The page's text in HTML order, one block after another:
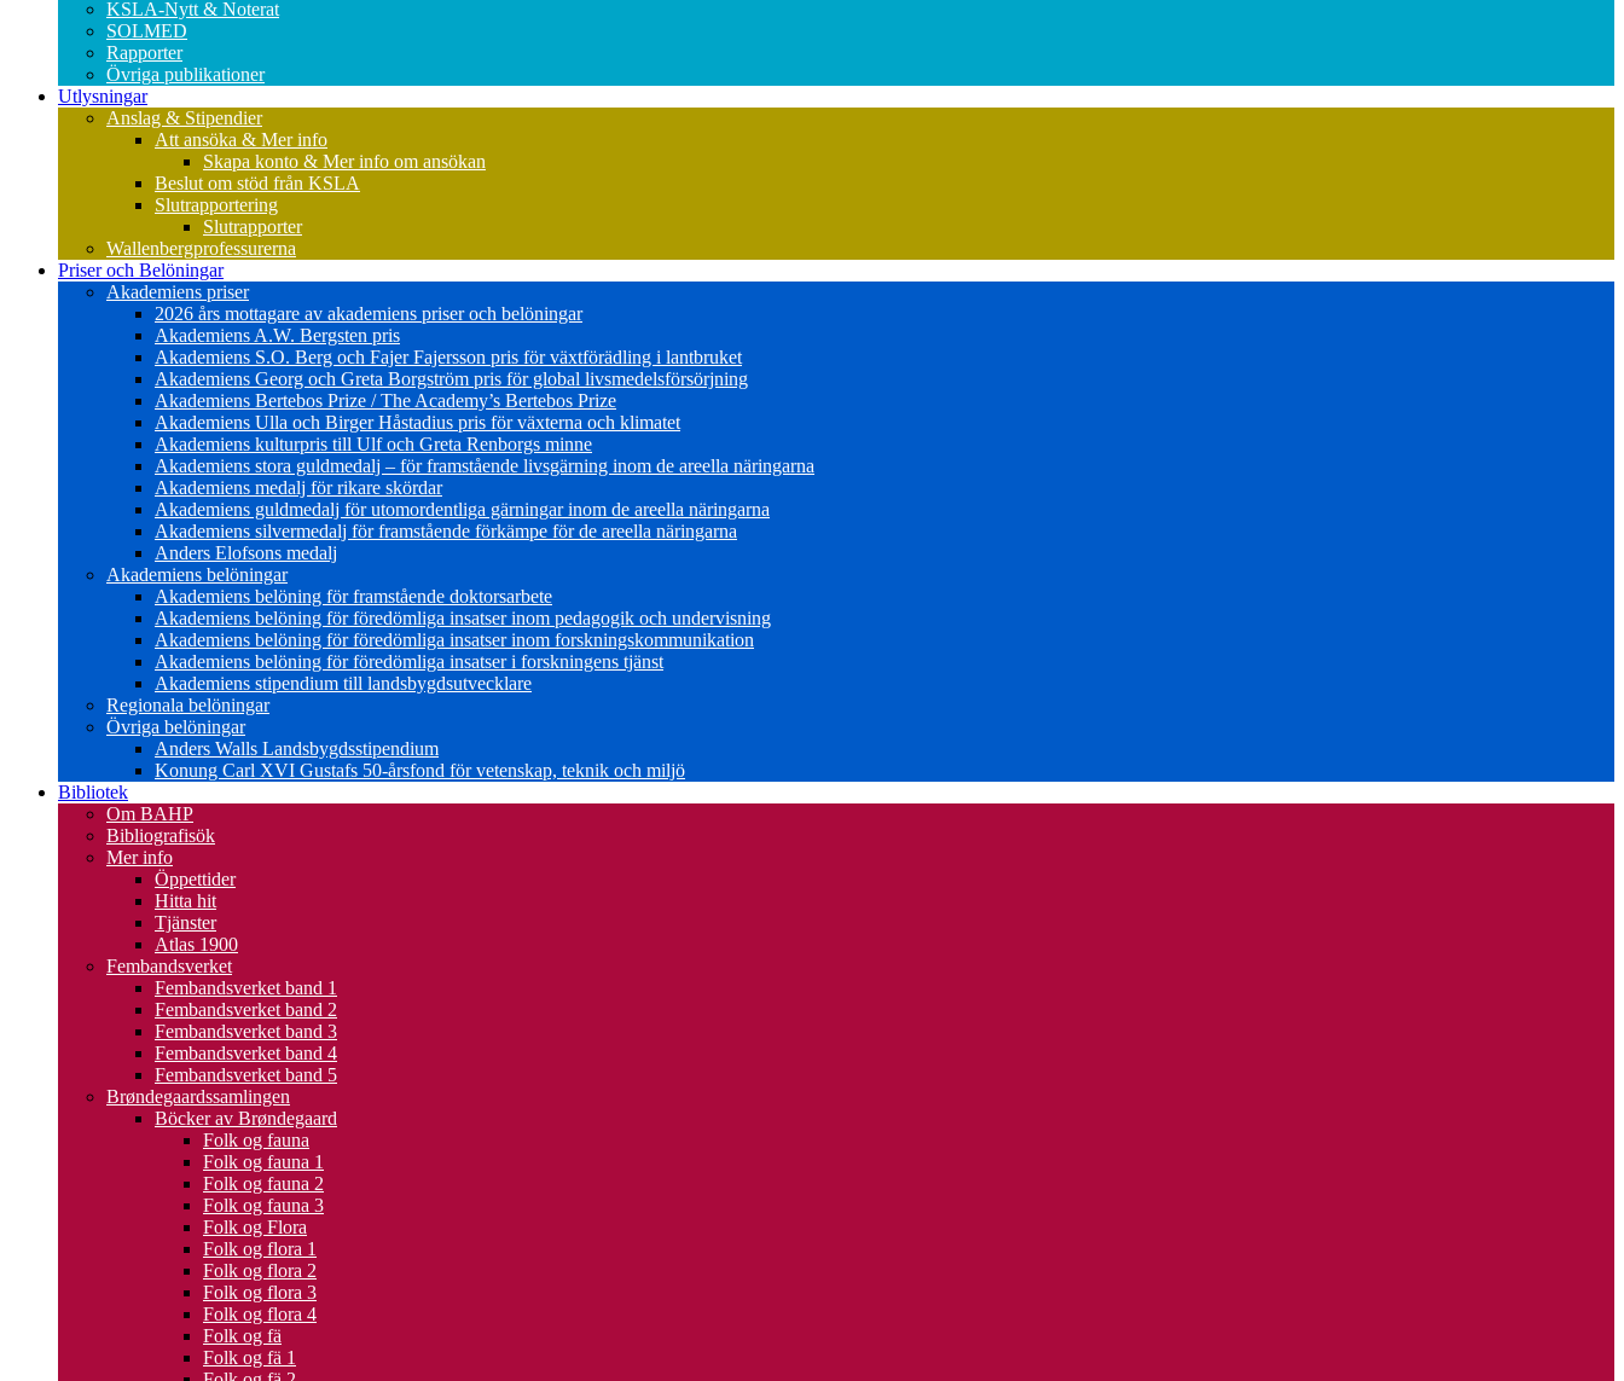
KSLA-Nytt & Noterat
SOLMED
Rapporter
Övriga publikationer
Utlysningar
Anslag & Stipendier
Att ansöka & Mer info
Skapa konto & Mer info om ansökan
Beslut om stöd från KSLA
Slutrapportering
Slutrapporter
Wallenbergprofessurerna
Priser och Belöningar
Akademiens priser
2026 års mottagare av akademiens priser och belöningar
Akademiens A.W. Bergsten pris
Akademiens S.O. Berg och Fajer Fajersson pris för växtförädling i lantbruket
Akademiens Georg och Greta Borgström pris för global livsmedelsförsörjning
Akademiens Bertebos Prize / The Academy’s Bertebos Prize
Akademiens Ulla och Birger Håstadius pris för växterna och klimatet
Akademiens kulturpris till Ulf och Greta Renborgs minne
Akademiens stora guldmedalj – för framstående livsgärning inom de areella näringarna
Akademiens medalj för rikare skördar
Akademiens guldmedalj för utomordentliga gärningar inom de areella näringarna
Akademiens silvermedalj för framstående förkämpe för de areella näringarna
Anders Elofsons medalj
Akademiens belöningar
Akademiens belöning för framstående doktorsarbete
Akademiens belöning för föredömliga insatser inom pedagogik och undervisning
Akademiens belöning för föredömliga insatser inom forskningskommunikation
Akademiens belöning för föredömliga insatser i forskningens tjänst
Akademiens stipendium till landsbygdsutvecklare
Regionala belöningar
Övriga belöningar
Anders Walls Landsbygdsstipendium
Konung Carl XVI Gustafs 50-årsfond för vetenskap, teknik och miljö
Bibliotek
Om BAHP
Bibliografisök
Mer info
Öppettider
Hitta hit
Tjänster
Atlas 1900
Fembandsverket
Fembandsverket band 1
Fembandsverket band 2
Fembandsverket band 3
Fembandsverket band 4
Fembandsverket band 5
Brøndegaardssamlingen
Böcker av Brøndegaard
Folk og fauna
Folk og fauna 1
Folk og fauna 2
Folk og fauna 3
Folk og Flora
Folk og flora 1
Folk og flora 2
Folk og flora 3
Folk og flora 4
Folk og fä
Folk og fä 1